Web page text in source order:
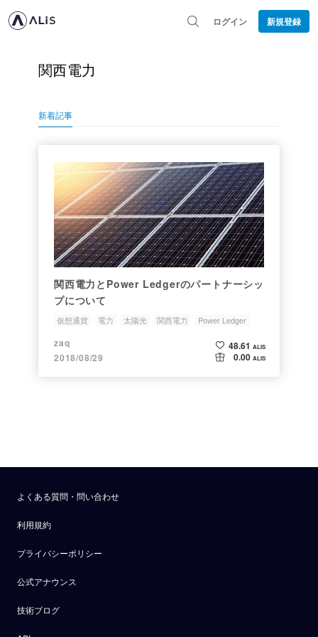
ログイン 新規登録
関西電力
新着記事
関西電力とPower Ledgerのパートナーシッ
プについて
仮想通貨 電力 太陽光 関西電力 Power Ledger
zaq
2018/08/29
48.61 ALIS
0.00 ALIS
よくある質問・問い合わせ
利用規約
プライバシーポリシー
公式アナウンス
技術ブログ